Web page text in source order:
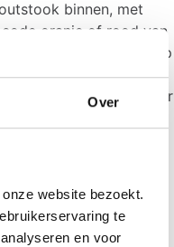
Over
website bezoekt.
te
en voor
binnen, met
oranje of rood van
richten zich meer op
vuurkorven in de
stappen op weg naar
van harte.
met landelijke
het zou niet
moeten mensen